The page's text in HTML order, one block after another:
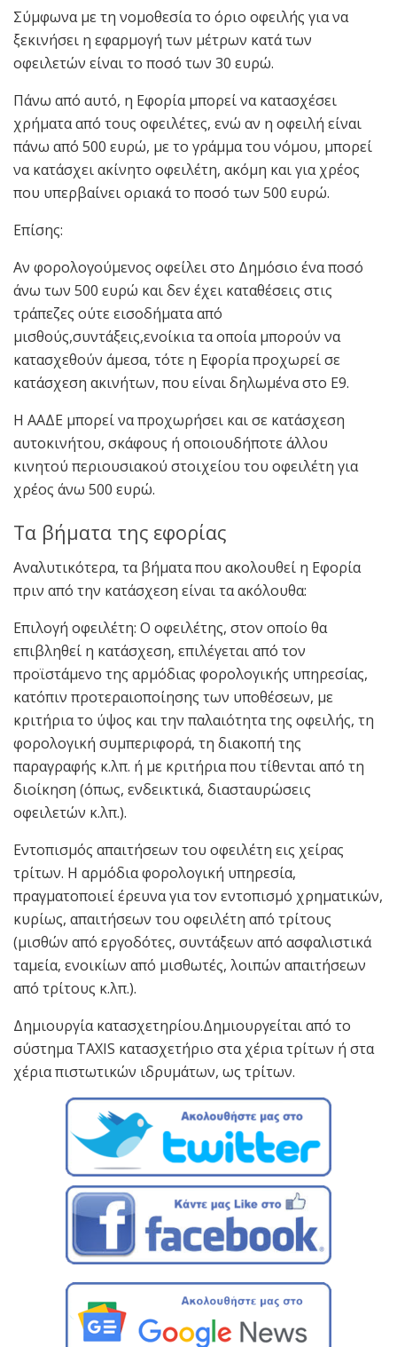
Σύμφωνα με τη νομοθεσία το όριο οφειλής για να
ξεκινήσει η εφαρμογή των μέτρων κατά των
οφειλετών είναι το ποσό των 30 ευρώ.
Πάνω από αυτό, η Εφορία μπορεί να κατασχέσει
χρήματα από τους οφειλέτες, ενώ αν η οφειλή είναι
πάνω από 500 ευρώ, με το γράμμα του νόμου, μπορεί
να κατάσχει ακίνητο οφειλέτη, ακόμη και για χρέος
που υπερβαίνει οριακά το ποσό των 500 ευρώ.
Επίσης:
Αν φορολογούμενος οφείλει στο Δημόσιο ένα ποσό
άνω των 500 ευρώ και δεν έχει καταθέσεις στις
τράπεζες ούτε εισοδήματα από
μισθούς,συντάξεις,ενοίκια τα οποία μπορούν να
κατασχεθούν άμεσα, τότε η Εφορία προχωρεί σε
κατάσχεση ακινήτων, που είναι δηλωμένα στο Ε9.
Η ΑΑΔΕ μπορεί να προχωρήσει και σε κατάσχεση
αυτοκινήτου, σκάφους ή οποιουδήποτε άλλου
κινητού περιουσιακού στοιχείου του οφειλέτη για
χρέος άνω 500 ευρώ.
Tα βήματα της εφορίας
Αναλυτικότερα, τα βήματα που ακολουθεί η Εφορία
πριν από την κατάσχεση είναι τα ακόλουθα:
Επιλογή οφειλέτη: Ο οφειλέτης, στον οποίο θα
επιβληθεί η κατάσχεση, επιλέγεται από τον
προϊστάμενο της αρμόδιας φορολογικής υπηρεσίας,
κατόπιν προτεραιοποίησης των υποθέσεων, με
κριτήρια το ύψος και την παλαιότητα της οφειλής, τη
φορολογική συμπεριφορά, τη διακοπή της
παραγραφής κ.λπ. ή με κριτήρια που τίθενται από τη
διοίκηση (όπως, ενδεικτικά, διασταυρώσεις
οφειλετών κ.λπ.).
Εντοπισμός απαιτήσεων του οφειλέτη εις χείρας
τρίτων. Η αρμόδια φορολογική υπηρεσία,
πραγματοποιεί έρευνα για τον εντοπισμό χρηματικών,
κυρίως, απαιτήσεων του οφειλέτη από τρίτους
(μισθών από εργοδότες, συντάξεων από ασφαλιστικά
ταμεία, ενοικίων από μισθωτές, λοιπών απαιτήσεων
από τρίτους κ.λπ.).
Δημιουργία κατασχετηρίου.Δημιουργείται από το
σύστημα TAXIS κατασχετήριο στα χέρια τρίτων ή στα
χέρια πιστωτικών ιδρυμάτων, ως τρίτων.